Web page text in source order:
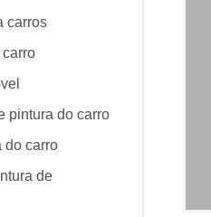
carros
pintura do carro
do carro
de